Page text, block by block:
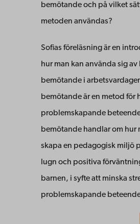
bemötande och på vilket
metoden användas?
Sofias föreläsning är en
hur man kan använda sig
bemötande i
bemötande är en metod för
problemskapande
bemötande handlar om hur
skapa en pedagogisk miljö
lugn och positiva
barnen, i syfte att minska
problemskapande